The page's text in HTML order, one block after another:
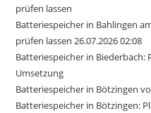
prüfen lassen
Batteriespeicher in Bahlingen
prüfen lassen 26.07.2026 02:08
Batteriespeicher in
Umsetzung
Batteriespeicher in Bötzingen
Batteriespeicher in Bötzingen: